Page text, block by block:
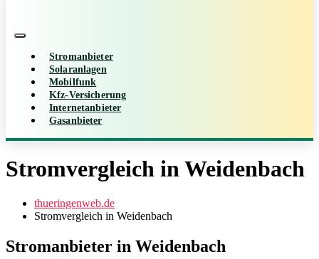
Stromanbieter
Solaranlagen
Mobilfunk
Kfz-Versicherung
Internetanbieter
Gasanbieter
Stromvergleich in Weidenbach
thueringenweb.de
Stromvergleich in Weidenbach
Stromanbieter in Weidenbach